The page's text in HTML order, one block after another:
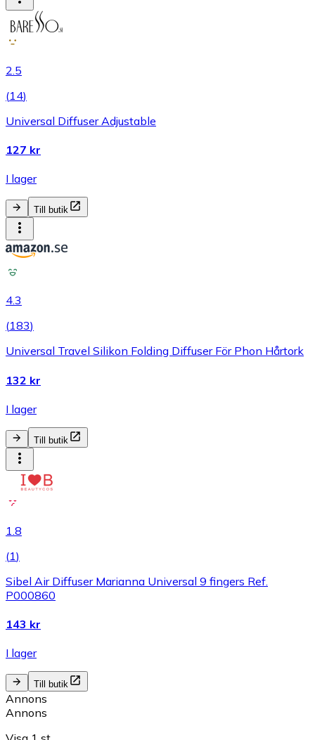
2.5
(14)
Universal Diffuser Adjustable
127 kr
I lager
Till butik
4.3
(183)
Universal Travel Silikon Folding Diffuser För Phon Hårtork
132 kr
I lager
Till butik
1.8
(1)
Sibel Air Diffuser Marianna Universal 9 fingers Ref.
P000860
143 kr
I lager
Till butik
Annons
Annons